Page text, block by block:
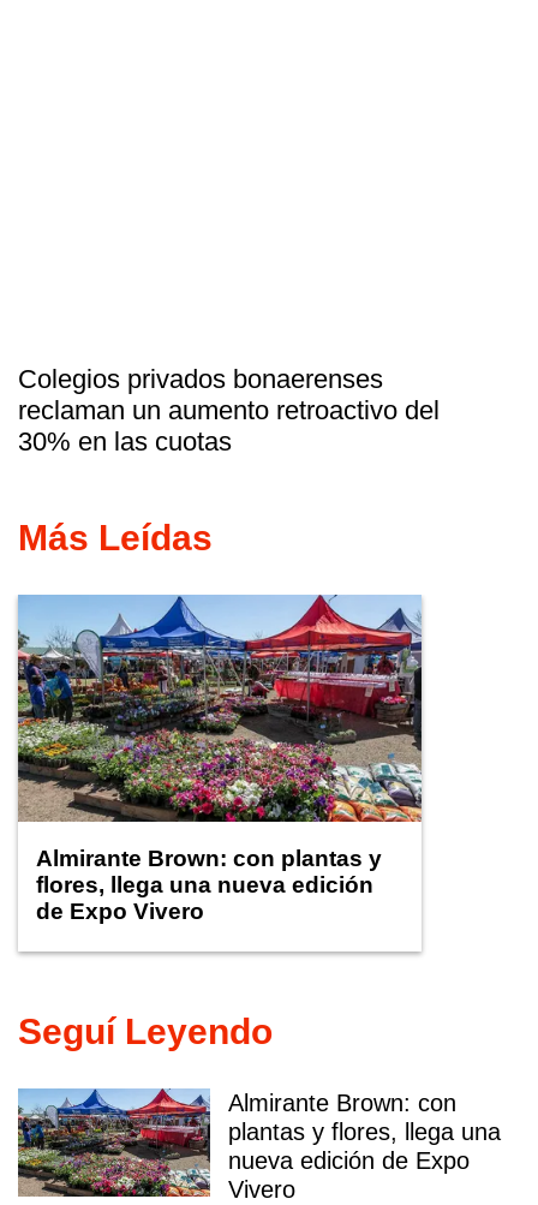
Colegios privados bonaerenses
reclaman un aumento retroactivo del
30% en las cuotas
Más Leídas
Almirante Brown: con plantas y
flores, llega una nueva edición
de Expo Vivero
Seguí Leyendo
Almirante Brown: con
plantas y flores, llega una
nueva edición de Expo
Vivero